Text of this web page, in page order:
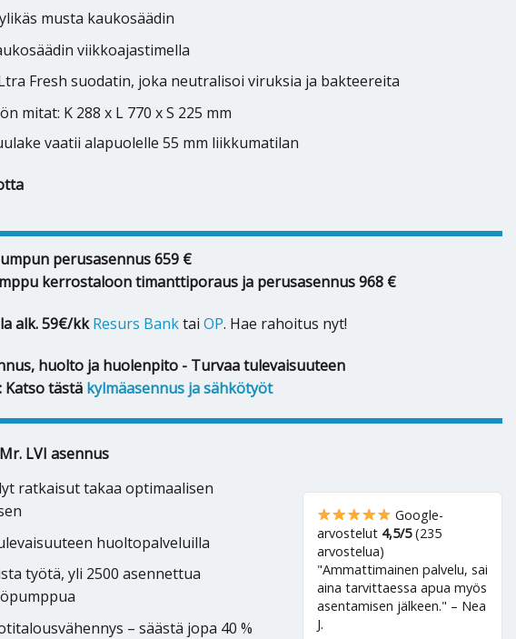
musta kaukosäädin
viikkoajastimella
Fresh suodatin, joka neutralisoi viruksia ja bakteereita
mitat: K 288 x L 770 x S 225 mm
vaatii alapuolelle 55 mm liikkumatilan
perusasennus 659 €
kerrostaloon timanttiporaus ja perusasennus 968 €
alk. 59€/kk Resurs Banktai OP. Hae rahoitus nyt!
huolto ja huolenpito - Turvaa tulevaisuuteen
Katso tästä kylmäasennus ja sähkötyöt
LVI asennus
ratkaisut takaa optimaalisen
huoltopalveluilla
työtä, yli 2500 asennettua
– säästä jopa 40 %
Google-
arvostelut 4,5/5(235
arvostelua)
"Ammattimainen palvelu, sai
aina tarvittaessa apua myös
asentamisen jälkeen." – Nea
J.